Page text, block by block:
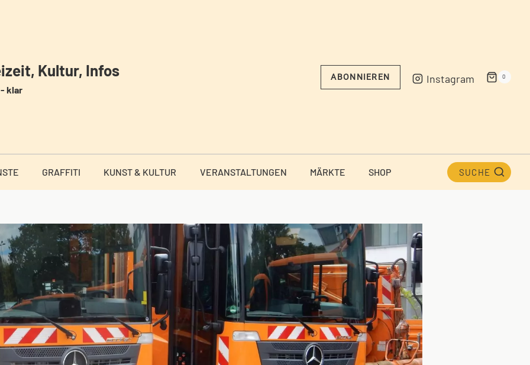
Kultur, Infos
klar
ABONNIEREN Instagram 0
GRAFFITI KUNST & KULTUR VERANSTALTUNGEN MÄRKTE SHOP SUCHE